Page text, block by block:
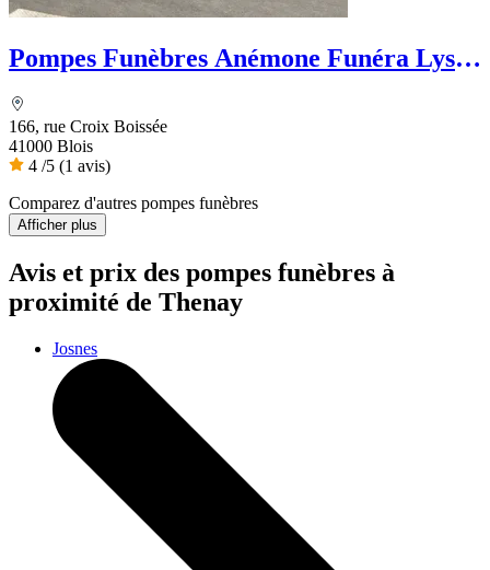
Pompes Funèbres Anémone Funéra Lys -
166, rue Croix Boissée
41000 Blois
4 /5 (1 avis)
Comparez d'autres pompes funèbres
Afficher plus
Avis et prix des pompes funèbres à
proximité de Thenay
Josnes